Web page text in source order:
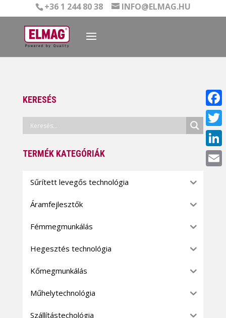
+36 1 244 80 38 INFO@ELMAG.HU
KERESÉS
TERMÉK KATEGÓRIÁK
Sűrített levegős technológia
Áramfejlesztők
Fémmegmunkálás
Hegesztés technológia
Kőmegmunkálás
Műhelytechnológia
Szállítástechológia